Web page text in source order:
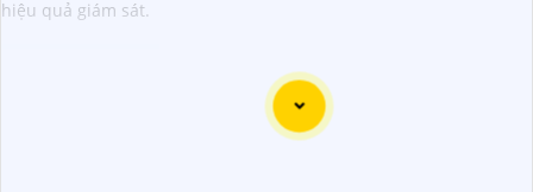
hiệu quả giám sát.
Dạ chắc chắn, đây là tư vấn của tôi về Camera Dahua